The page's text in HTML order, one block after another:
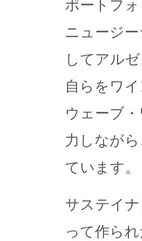
ニュージ
してアル
自らをワ
ウェーブ
力しなが
ています。
サステイ
って作ら